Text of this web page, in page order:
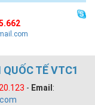
TẾ VTC1
- Email :